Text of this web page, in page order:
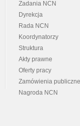
Zadania NCN
Dyrekcja
Rada NCN
Koordynatorzy
Struktura
Akty prawne
Oferty pracy
Zamówienia publiczne
Nagroda NCN